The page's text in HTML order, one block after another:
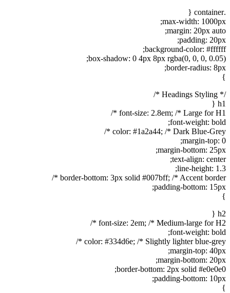
.container {
max-width: 1000px;
margin: 20px auto;
padding: 20px;
background-color: #ffffff;
box-shadow: 0 4px 8px rgba(0, 0, 0, 0.05);
border-radius: 8px;
}
/* Headings Styling */
h1 {
font-size: 2.8em; /* Large for H1 */
font-weight: bold;
color: #1a2a44; /* Dark Blue-Grey */
margin-top: 0;
margin-bottom: 25px;
text-align: center;
line-height: 1.3;
border-bottom: 3px solid #007bff; /* Accent border */
padding-bottom: 15px;
}
h2 {
font-size: 2em; /* Medium-large for H2 */
font-weight: bold;
color: #334d6e; /* Slightly lighter blue-grey */
margin-top: 40px;
margin-bottom: 20px;
border-bottom: 2px solid #e0e0e0;
padding-bottom: 10px;
}